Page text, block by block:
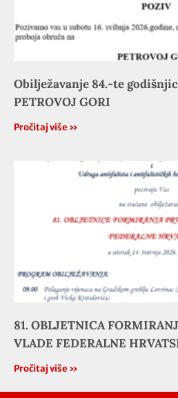
Obilježavanje 84.-te
PETROVOJ GORI
Pročitaj više »
81. OBLJETNICA
VLADE FEDERALNE
Pročitaj više »